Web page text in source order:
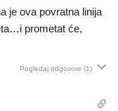
je ova povratna linija
prometat će,
Pogledaj odgovore (1)